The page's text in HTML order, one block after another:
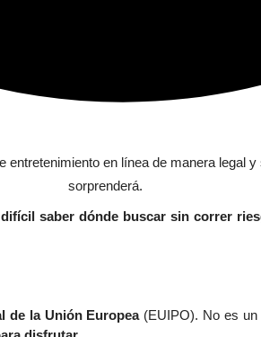
saber dónde buscar sin correr
de la Unión Europea(EUIPO). No es un